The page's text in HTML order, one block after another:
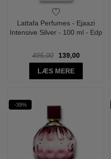
Lattafa Perfumes - Ejaazi
Intensive Silver - 100 ml - Edp
495,00
139,00
LÆS MERE
-39%